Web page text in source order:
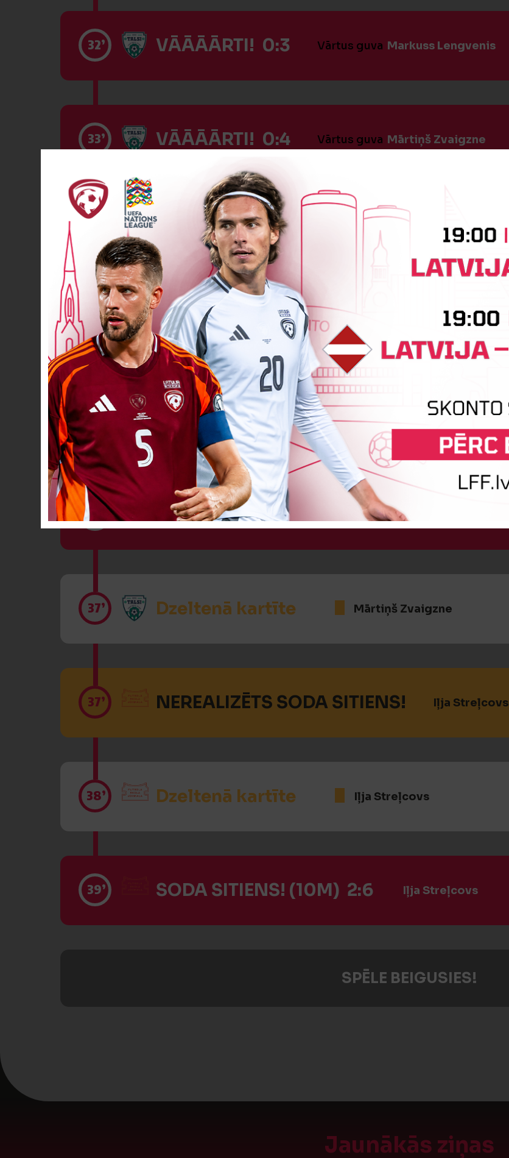
32’ VĀĀĀĀRTI! 0:3 Vārtus guva Markuss Lengvenis
33’ VĀĀĀĀRTI! 0:4 Vārtus guva Mārtiņš Zvaigzne
VĀĀĀĀRTI! 0:5 Vārtus guva Markuss Lengvenis
33’ VĀĀĀĀRTI! 1:5 Vārtus guva Kārlis Grinsons
Dzeltenā kartīte Renāts Romanovskis
35’ VĀĀĀĀRTI! 1:6 Vārtus guvaMariuss Feldbergs
37’ Dzeltenā kartīte Mārtiņš Zvaigzne
37’ NEREALIZĒTS SODA SITIENS! Iļja Streļcovs
38’ Dzeltenā kartīte Iļja Streļcovs
39’ SODA SITIENS! (10M) 2:6 Iļja Streļcovs
SPĒLE BEIGUSIES!
Jaunākās ziņas